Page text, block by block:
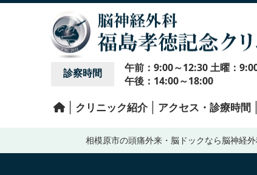
診察時間
午前：9:00～12:30 土曜：
午後：14:00～18:00
クリニック紹介 アクセス・診療時間
相模原市の頭痛外来・脳ドックなら脳神経